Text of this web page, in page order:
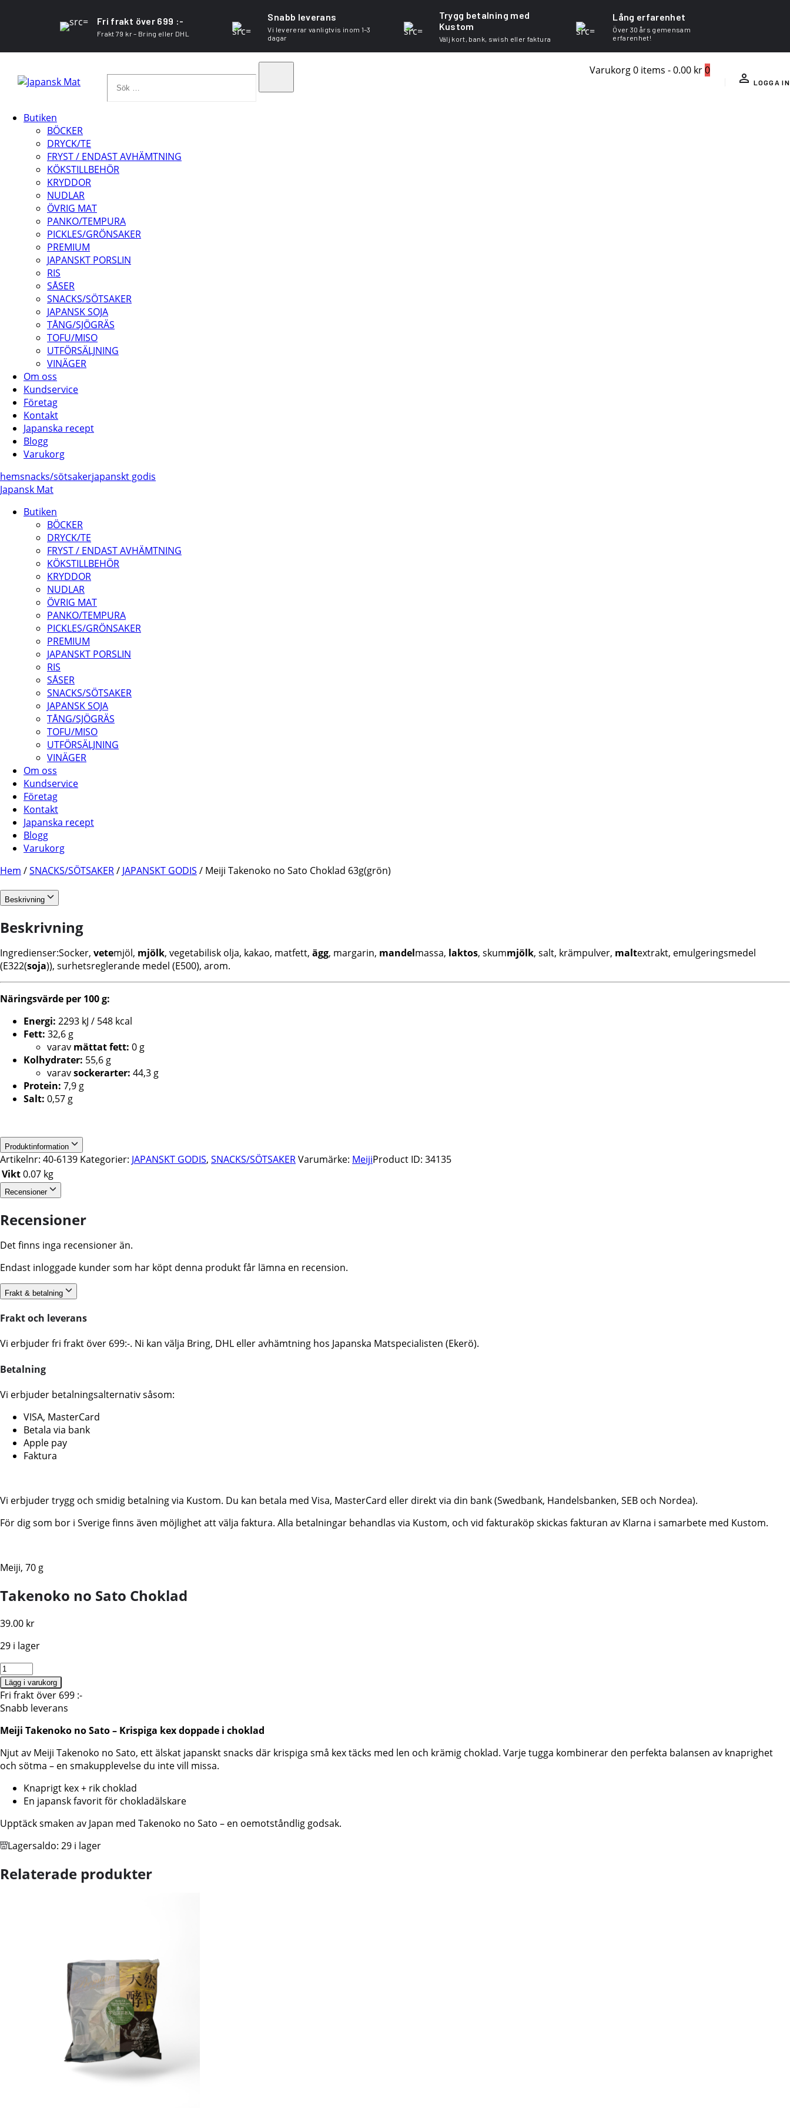
Fri frakt över 699 :-
Frakt 79 kr – Bring eller DHL
Snabb leverans
Vi levererar vanligtvis inom 1–3
dagar
Trygg betalning med
Kustom
Välj kort, bank, swish eller faktura
Lång erfarenhet
Över 30 års gemensam
erfarenhet!
Varukorg0 items -0.00 kr0
LOGGA IN
Butiken
BÖCKER
DRYCK/TE
FRYST / ENDAST AVHÄMTNING
KÖKSTILLBEHÖR
KRYDDOR
NUDLAR
ÖVRIG MAT
PANKO/TEMPURA
PICKLES/GRÖNSAKER
PREMIUM
JAPANSKT PORSLIN
RIS
SÅSER
SNACKS/SÖTSAKER
JAPANSK SOJA
TÅNG/SJÖGRÄS
TOFU/MISO
UTFÖRSÄLJNING
VINÄGER
Om oss
Kundservice
Företag
Kontakt
Japanska recept
Blogg
Varukorg
hemsnacks/sötsakerjapanskt godis
Japansk Mat
Butiken
BÖCKER
DRYCK/TE
FRYST / ENDAST AVHÄMTNING
KÖKSTILLBEHÖR
KRYDDOR
NUDLAR
ÖVRIG MAT
PANKO/TEMPURA
PICKLES/GRÖNSAKER
PREMIUM
JAPANSKT PORSLIN
RIS
SÅSER
SNACKS/SÖTSAKER
JAPANSK SOJA
TÅNG/SJÖGRÄS
TOFU/MISO
UTFÖRSÄLJNING
VINÄGER
Om oss
Kundservice
Företag
Kontakt
Japanska recept
Blogg
Varukorg
Hem /SNACKS/SÖTSAKER/ JAPANSKT GODIS / Meiji Takenoko no Sato Choklad 63g(grön)
Beskrivning
Beskrivning
Ingredienser:Socker, vetemjöl, mjölk, vegetabilisk olja, kakao, matfett, ägg, margarin, mandelmassa, laktos, skummjölk, salt, krämpulver, maltextrakt, emulgeringsmedel
(E322(soja)), surhetsreglerande medel (E500), arom.
Näringsvärde per 100 g:
Energi: 2293 kJ / 548 kcal
Fett: 32,6 g
varav mättat fett: 0 g
Kolhydrater: 55,6 g
varavsockerarter: 44,3 g
Protein: 7,9 g
Salt: 0,57 g
Produktinformation
Artikelnr: 40-6139 Kategorier: JAPANSKT GODIS, SNACKS/SÖTSAKERVarumärke: MeijiProduct ID: 34135
Vikt0.07 kg
Recensioner
Recensioner
Det finns inga recensioner än.
Endast inloggade kunder som har köpt denna produkt får lämna en recension.
Frakt & betalning
Frakt och leverans
Vi erbjuder fri frakt över 699:-. Ni kan välja Bring, DHL eller avhämtning hos Japanska Matspecialisten (Ekerö).
Betalning
Vi erbjuder betalningsalternativ såsom:
VISA, MasterCard
Betala via bank
Apple pay
Faktura
Vi erbjuder trygg och smidig betalning via Kustom. Du kan betala med Visa, MasterCard eller direkt via din bank (Swedbank, Handelsbanken, SEB och Nordea).
För dig som bor i Sverige finns även möjlighet att välja faktura. Alla betalningar behandlas via Kustom, och vid fakturaköp skickas fakturan av Klarna i samarbete med Kustom.
Meiji, 70 g
Takenoko no Sato Choklad
39.00 kr
29 i lager
Meiji
Takenoko
no
Sato
63g(grön)
Lägg i varukorg
Fri frakt över 699 :-
Snabb leverans
Meiji Takenoko no Sato – Krispiga kex doppade i choklad
Njut av Meiji Takenoko no Sato, ett älskat japanskt snacks där krispiga små kex täcks med len och krämig choklad. Varje tugga kombinerar den perfekta balansen av knaprighet
och sötma – en smakupplevelse du inte vill missa.
Knaprigt kex + rik choklad
En japansk favorit för chokladälskare
Upptäck smaken av Japan med Takenoko no Sato – en oemotståndlig godsak.
Lagersaldo: 29 i lager
Relaterade produkter